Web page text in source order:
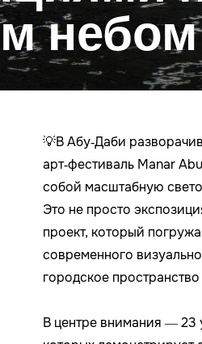
небом
💡В Абу‑Даби
арт‑фестиваль Manar
собой масштабную
Это не просто
проект, который
современного
городское
В центре внимания — 23